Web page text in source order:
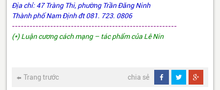
Địa chỉ: 47 Tràng Thi, phường Trần Đăng Ninh
Thành phố Nam Định đt 081. 723. 0806
--------------------------------------------------------
(*) Luận cương cách mạng – tác phẩm của Lê Nin
Trang trước chia sẻ